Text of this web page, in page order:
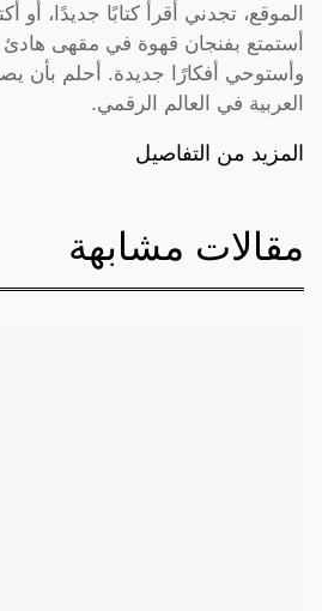
الموقع، تجدني أقرأ كتابًا جديدًا،
أستمتع بفنجان قهوة في مقهى هادئ
وأستوحي أفكارًا جديدة. أحلم بأن
العربية في العالم الرقمي.
المزيد من التفاصيل
مقالات مشابهة